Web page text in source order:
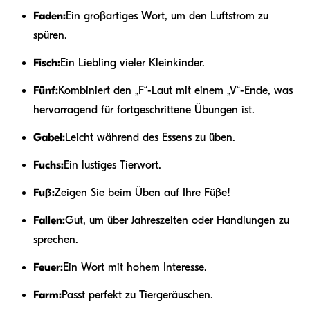
Faden:Ein großartiges Wort, um den Luftstrom zu
spüren.
Fisch:Ein Liebling vieler Kleinkinder.
Fünf:Kombiniert den „F“-Laut mit einem „V“-Ende, was
hervorragend für fortgeschrittene Übungen ist.
Gabel:Leicht während des Essens zu üben.
Fuchs:Ein lustiges Tierwort.
Fuß:Zeigen Sie beim Üben auf Ihre Füße!
Fallen:Gut, um über Jahreszeiten oder Handlungen zu
sprechen.
Feuer:Ein Wort mit hohem Interesse.
Farm:Passt perfekt zu Tiergeräuschen.